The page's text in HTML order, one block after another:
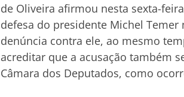
de Oliveira afirmou nesta sexta-
defesa do presidente Michel Temer
denúncia contra ele, ao mesmo
acreditar que a acusação também
Câmara dos Deputados, como